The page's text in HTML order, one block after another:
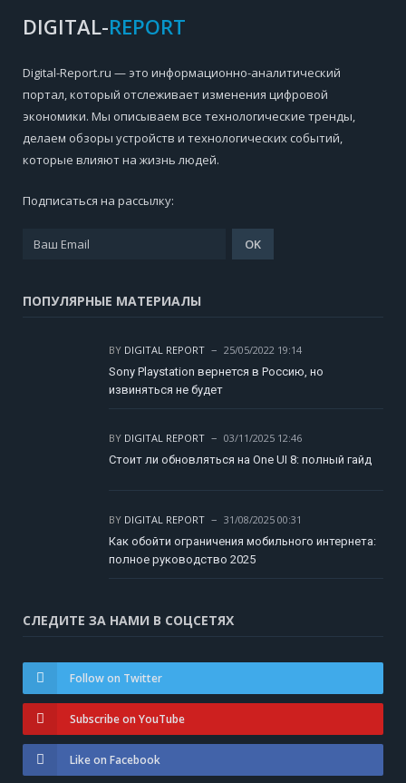
DIGITAL-REPORT
Digital-Report.ru — это информационно-аналитический
портал, который отслеживает изменения цифровой
экономики. Мы описываем все технологические тренды,
делаем обзоры устройств и технологических событий,
которые влияют на жизнь людей.
Подписаться на рассылку:
ПОПУЛЯРНЫЕ МАТЕРИАЛЫ
BY DIGITAL REPORT
25/05/2022 19:14
Sony Playstation вернется в Россию, но
извиняться не будет
BY DIGITAL REPORT
03/11/2025 12:46
Стоит ли обновляться на One UI 8: полный гайд
BY DIGITAL REPORT
31/08/2025 00:31
Как обойти ограничения мобильного интернета:
полное руководство 2025
СЛЕДИТЕ ЗА НАМИ В СОЦСЕТЯХ
Follow on Twitter
Subscribe on YouTube
Like on Facebook